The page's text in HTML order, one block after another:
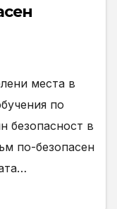
места в
по
безопасност в
по-безопасен